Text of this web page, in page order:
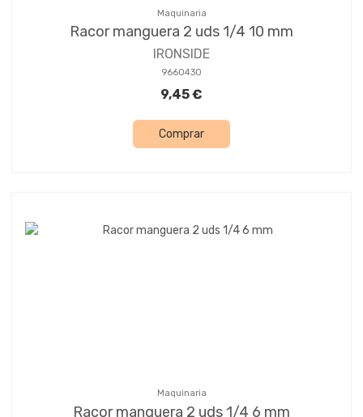
Maquinaria
Racor manguera 2 uds 1/4 10 mm
IRONSIDE
9660430
9,45 €
Comprar
Maquinaria
Racor manguera 2 uds 1/4 6 mm